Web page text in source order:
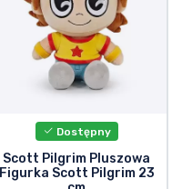
Dostępny
Scott Pilgrim Pluszowa
Figurka Scott Pilgrim 23